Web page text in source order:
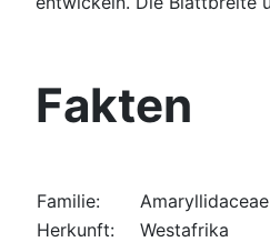
Fakten
Familie:
Amaryllidaceae
Herkunft:
Westafrika